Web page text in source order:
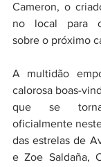
Cameron, o
no local para
sobre o próximo
A multidão
calorosa boas-
que se
oficialmente
das estrelas de
e Zoe Saldaña,